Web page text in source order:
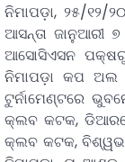
ନିମାପଡ଼ା, ୨୫/୧୨/
ଆସନ୍ତା ଜାନୁଆରୀ
ଆସୋସିଏସନ
ନିମାପଡ଼ା କପ ଅଲ
ଟୁର୍ନାମେଣ୍ଟରେ
କ୍ଲବ କଟକ,
କ୍ଲବ କଟକ,